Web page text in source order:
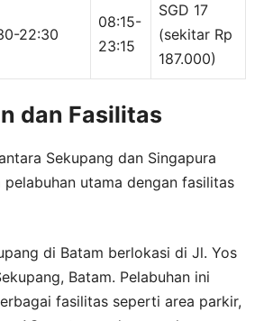
22:30
08:15-
23:15
SGD 17
(sekitar Rp
187.000)
dan Fasilitas
Sekupang dan Singapura
utama dengan fasilitas
di Batam berlokasi di Jl. Yos
Batam. Pelabuhan ini
fasilitas seperti area parkir,